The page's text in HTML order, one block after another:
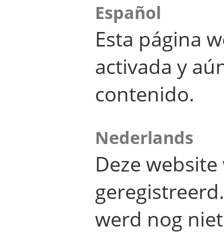
Español
Esta página
activada y
contenido.
Nederlands
Deze
werd nog